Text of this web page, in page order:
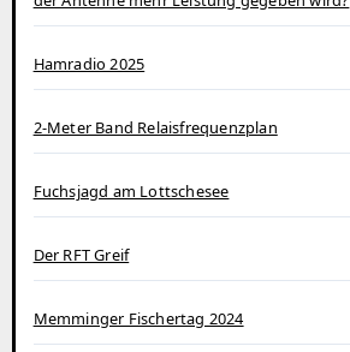
Hamradio 2025
2-Meter Band Relaisfrequenzplan
Fuchsjagd am Lottschesee
Der RFT Greif
Memminger Fischertag 2024